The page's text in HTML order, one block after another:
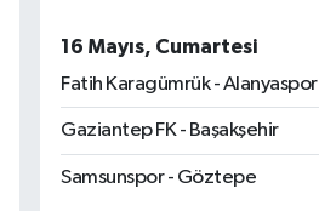
16 Mayıs, Cumartesi
Fatih Karagümrük - Alanyaspor
Gaziantep FK - Başakşehir
Samsunspor - Göztepe